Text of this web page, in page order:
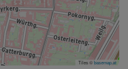
Tiles ©basemap.at